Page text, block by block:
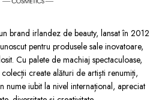
brand irlandez de beauty, lansat în 2012
pentru produsele sale inovatoare,
Cu palete de machiaj spectaculoase,
create alături de artiști renumiți,
nume iubit la nivel internațional, apreciat